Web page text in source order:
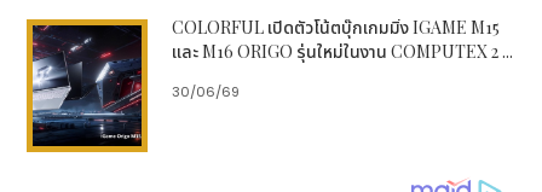
???? กำหนดช่วงเวลาปั้มให้เหมาะสม→ เช่น
ปั้มไลค์ช่วงเวลาที่กลุ่มเป้าหมายออนไลน์เยอะ
(18.00–22.00 น.)
????เชื่อมโยงหลายแพลตฟอร์ม
TikTok แล้วแชร์ไป Facebook เพื่อให้เกิดการกระ
COLORFUL เปิดตัวโน้ตบุ๊กเกมมิ่ง IGAME M15
และ M16 ORIGO รุ่นใหม่ในงาน COMPUTEX 2 ...
30/06/69